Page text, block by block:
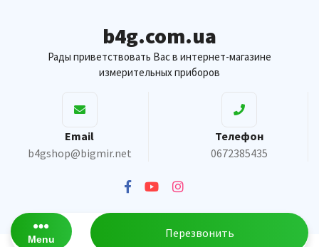
b4g.com.ua
Рады приветствовать Вас в интернет-магазине
измерительных приборов
Email
b4gshop@bigmir.net
Телефон
0672385435
Menu Перезвонить